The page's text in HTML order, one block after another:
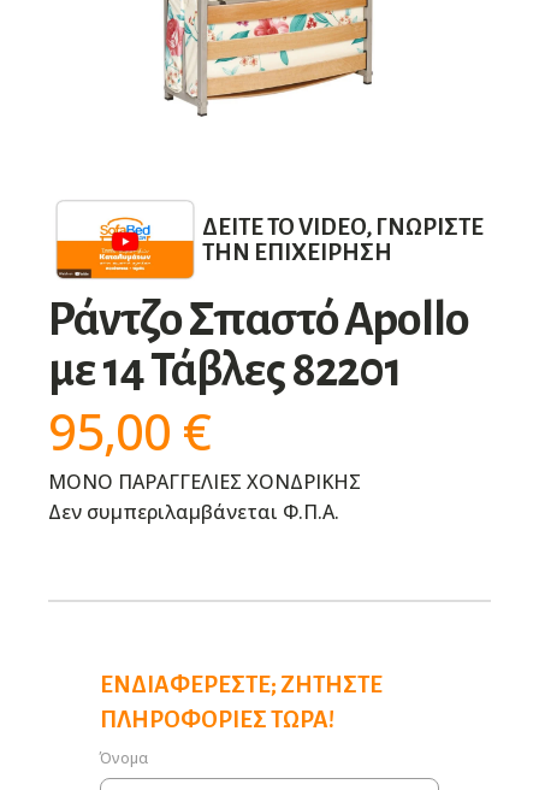
ΔΕΊΤΕ ΤΟ VIDEO, ΓΝΩΡΊΣΤΕ
ΤΗΝ ΕΠΙΧΕΊΡΗΣΗ
Ράντζο Σπαστό Apollo
με 14 Τάβλες 82201
95,00 €
ΜΟΝΟ ΠΑΡΑΓΓΕΛΙΕΣ ΧΟΝΔΡΙΚΗΣ
Δεν συμπεριλαμβάνεται Φ.Π.Α.
ΕΝΔΙΑΦΈΡΕΣΤΕ; ΖΗΤΉΣΤΕ
ΠΛΗΡΟΦΟΡΊΕΣ ΤΏΡΑ!
Όνομα